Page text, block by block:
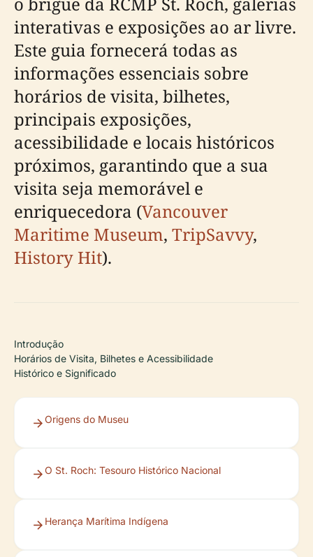
interativas e exposições ao ar livre.
Este guia fornecerá todas as
informações essenciais sobre
horários de visita, bilhetes,
principais exposições,
acessibilidade e locais históricos
próximos, garantindo que a sua
visita seja memorável e
enriquecedora (Vancouver
Maritime Museum, TripSavvy,
History Hit).
Introdução
Horários de Visita, Bilhetes e Acessibilidade
Histórico e Significado
Origens do Museu
O St. Roch: Tesouro Histórico Nacional
Herança Marítima Indígena